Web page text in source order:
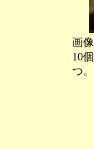
画
10
つ